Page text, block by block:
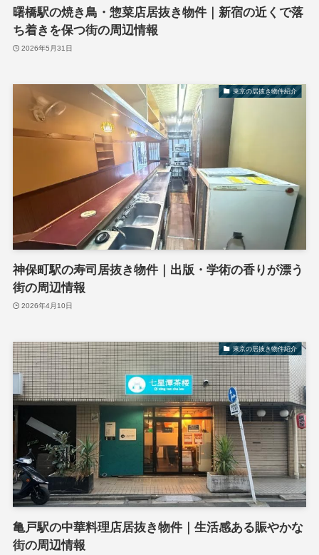
曙橋駅の焼き鳥・惣菜店居抜き物件｜新宿の近くで落
ち着きを保つ街の周辺情報
2026年5月31日
東京の居抜き物件紹介
神保町駅の寿司居抜き物件｜出版・学術の香りが漂う
街の周辺情報
2026年4月10日
東京の居抜き物件紹介
亀戸駅の中華料理店居抜き物件｜生活感ある賑やかな
街の周辺情報